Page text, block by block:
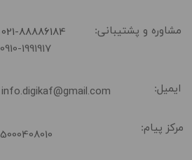
مشاوره و پشتیبانی: ​021-88886184
info.digikaf@gmail.com ایمیل:
مرکز پیام: 5000408010
0910-1991917